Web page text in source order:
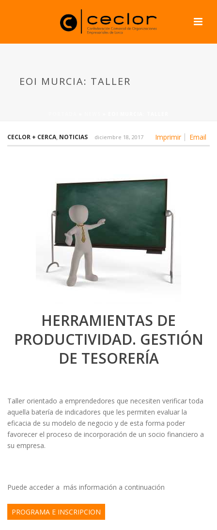
EOI MURCIA: TALLER
Imprimir Email
CECLOR + CERCA, NOTICIAS diciembre 18, 2017
HERRAMIENTAS DE
PRODUCTIVIDAD. GESTIÓN
DE TESORERÍA
Taller orientado a emprendedores que necesiten verificar toda
aquella batería de indicadores que les permiten evaluar la
eficacia de su modelo de negocio y de esta forma poder
favorecer el proceso de incorporación de un socio financiero a
su empresa.
Puede acceder a más información a continuación
PROGRAMA E INSCRIPCION